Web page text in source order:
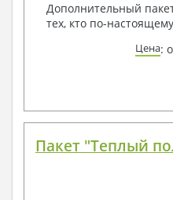
Дополнительный
тех, кто по-
Цена:
Пакет "Теплый